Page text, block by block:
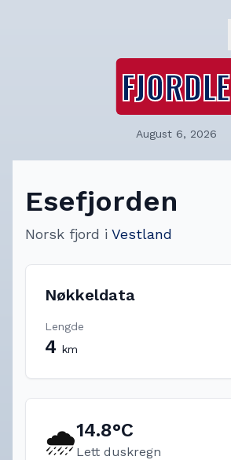
FJORDLE
August 6, 2026
Esefjorden
Norsk fjord i Vestland
Nøkkeldata
Lengde
4 km
🌧️14.8°C
Lett duskregn